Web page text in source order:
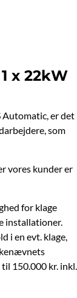
x 22kW
Automatic, er det
som
vores kunder er
for klage
installationer.
i en evt. klage,
150.000 kr. inkl.